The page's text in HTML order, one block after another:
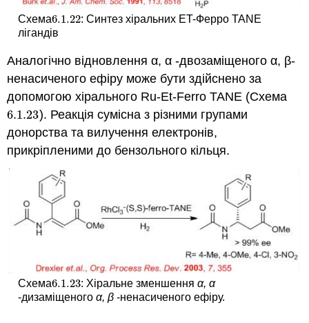
Схема6.1.22
6.1.22: Синтез хіральних ET-Ферро TANE
лігандів
Аналогічно відновлення α, α -двозаміщеного α, β-
ненасиченого ефіру може бути здійснено за
допомогою хірального Ru-Et-Ferro TANE (Схема
6.1.23
6.1.23). Реакція сумісна з різними групами
донорства та вилучення електронів,
прикріпленими до бензольного кільця.
Схема6.1.23
6.1.23: Хіральне зменшенняα, α
-дизаміщеного α, β-ненасиченого ефіру.